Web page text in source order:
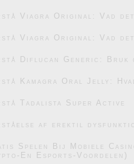
Viagra Original: Vad
Viagra Original: Vad
Diflucan Generic: Bruk
Kamagra Oral Jelly:
Tadalista Super Active
af erektil
Spelen Bij Mobiele
En Esports-Voordelen)